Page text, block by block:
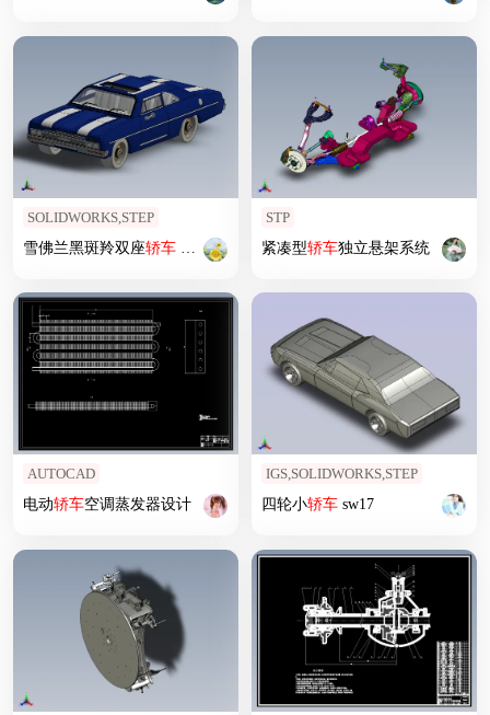
SOLIDWORKS,STEP
雪佛兰黑斑羚双座轿车SW STP
STP
紧凑型轿车独立悬架系统
AUTOCAD
电动轿车空调蒸发器设计
IGS,SOLIDWORKS,STEP
四轮小轿车sw17